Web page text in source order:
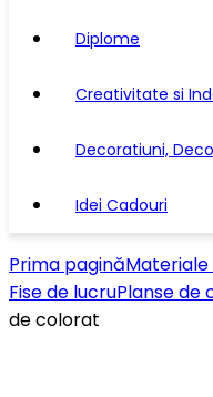
Diplome
Creativitate si
Decoratiuni,
Idei Cadouri
Prima pagină
Fise de lucruPlanse de
de colorat